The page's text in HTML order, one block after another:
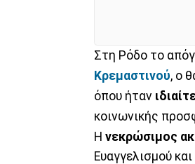
Στη Ρόδο το
Κρεμαστινού, ο
όπου ήταν
κοινωνικής
Η νεκρώσιμος
Ευαγγελισμού